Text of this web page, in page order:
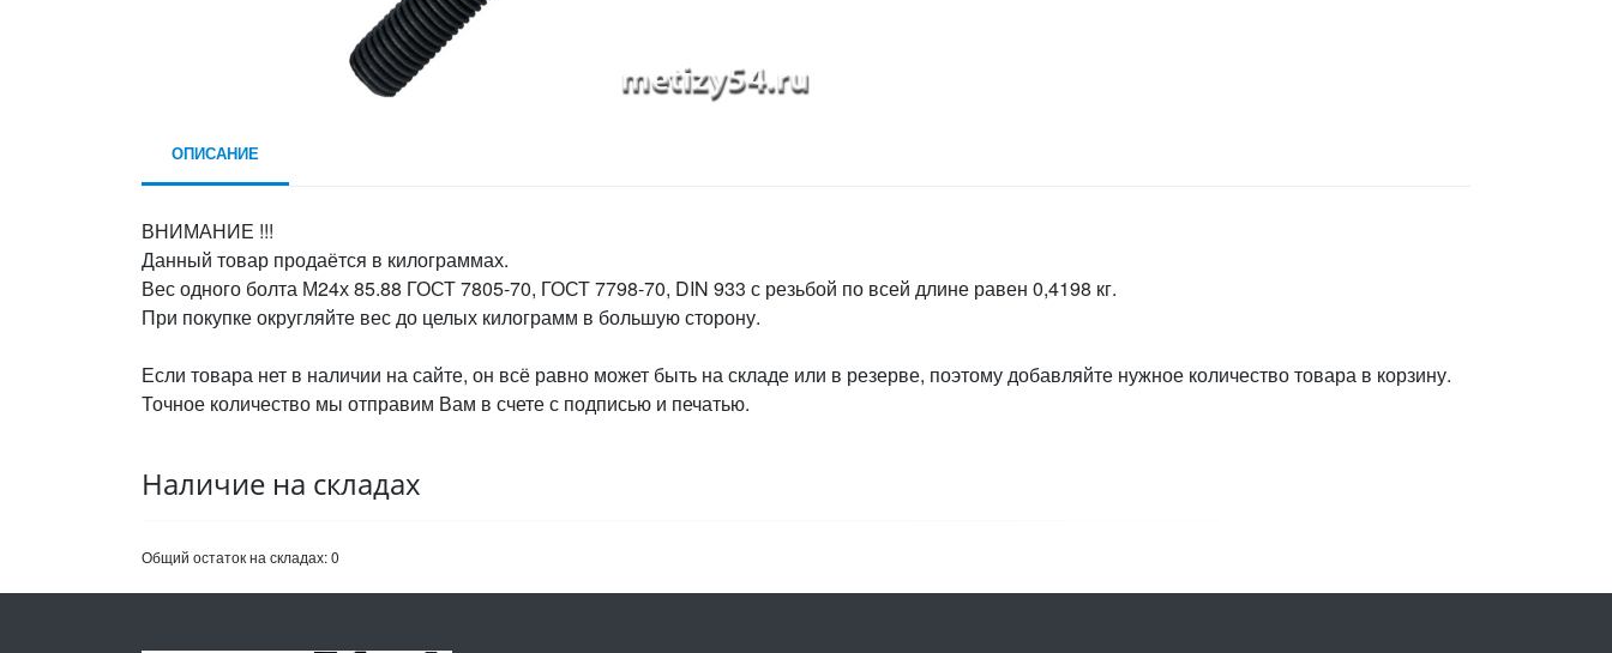
ОПИСАНИЕ
ВНИМАНИЕ !!!
Данный товар продаётся в килограммах.
Вес одного болта М24х 85.88 ГОСТ 7805-70, ГОСТ 7798-70, DIN 933 с резьбой по всей длине равен 0,4198 кг.
При покупке округляйте вес до целых килограмм в большую сторону.
Если товара нет в наличии на сайте, он всё равно может быть на складе или в резерве, поэтому добавляйте нужное количество товара в корзину.
Точное количество мы отправим Вам в счете с подписью и печатью.
Наличие на складах
Общий остаток на складах:0